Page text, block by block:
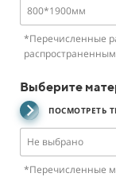
800*1900мм
*Перечисленные
Выберите
ПОСМОТРЕТЬ
Не выбрано
*Перечисленные